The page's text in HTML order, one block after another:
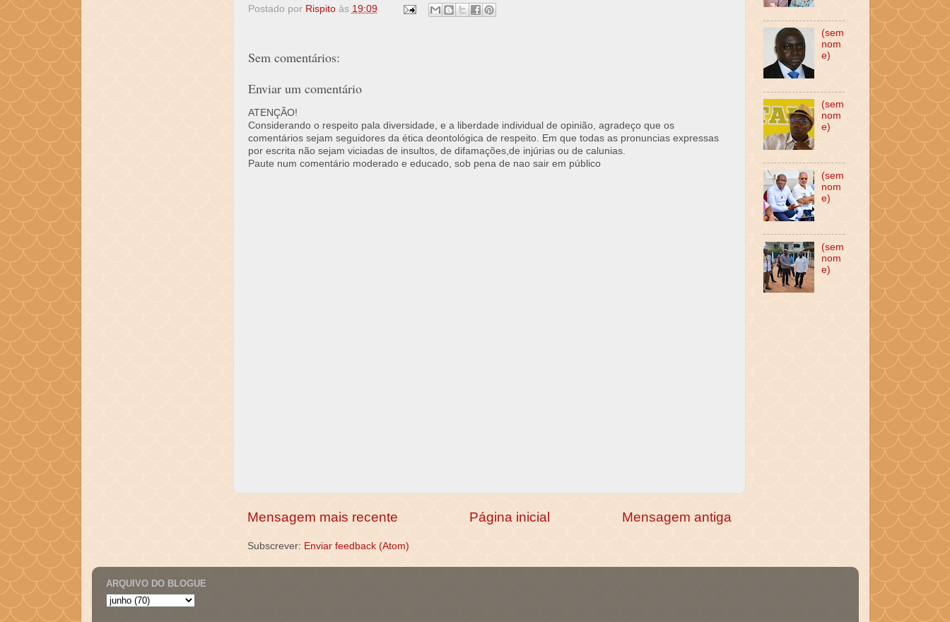
Postado por Rispito às 19:09
Sem comentários:
Enviar um comentário
ATENÇÃO!
Considerando o respeito pala diversidade, e a liberdade individual de opinião, agradeço que os
comentários sejam seguidores da ética deontológica de respeito. Em que todas as pronuncias expressas
por escrita não sejam viciadas de insultos, de difamações,de injúrias ou de calunias.
Paute num comentário moderado e educado, sob pena de nao sair em público
Mensagem mais recente Mensagem antiga
Página inicial
Subscrever: Enviar feedback (Atom)
(sem
nom
e)
(sem
nom
e)
(sem
nom
e)
(sem
nom
e)
ARQUIVO DO BLOGUE